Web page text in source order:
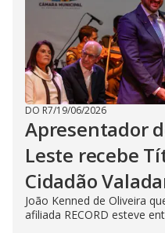
DO R7/19/06/2026
Apresentador
Leste recebe
Cidadão
João Kenned de Oliveira
afiliada RECORD esteve